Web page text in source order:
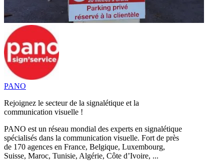
PANO
Rejoignez le secteur de la signalétique et la
communication visuelle !
PANO est un réseau mondial des experts en signalétique
spécialisés dans la communication visuelle. Fort de près
de 170 agences en France, Belgique, Luxembourg,
Suisse, Maroc, Tunisie, Algérie, Côte d’Ivoire, ...